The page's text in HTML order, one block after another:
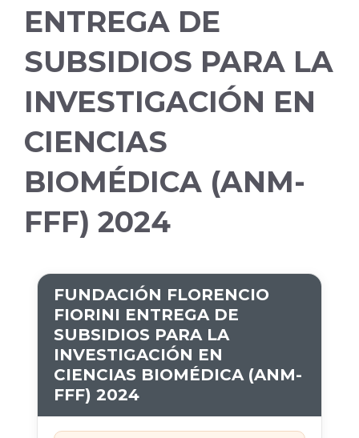
ENTREGA DE
SUBSIDIOS PARA LA
INVESTIGACIÓN EN
CIENCIAS
BIOMÉDICA (ANM-
FFF) 2024
FUNDACIÓN FLORENCIO
FIORINI ENTREGA DE
SUBSIDIOS PARA LA
INVESTIGACIÓN EN
CIENCIAS BIOMÉDICA (ANM-
FFF) 2024